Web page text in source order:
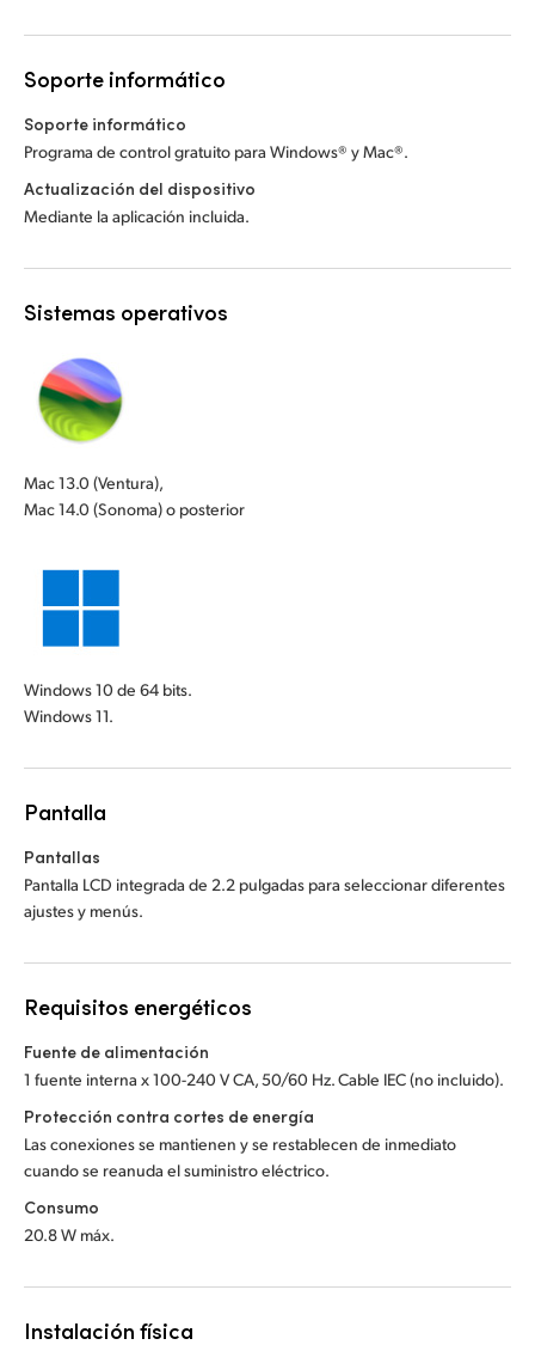
Soporte informático
Soporte informático
Programa de control gratuito para Windows® y Mac®.
Actualización del dispositivo
Mediante la aplicación incluida.
Sistemas operativos
Mac 13.0 (Ventura),
Mac 14.0 (Sonoma) o posterior
Windows 10 de 64 bits.
Windows 11.
Pantalla
Pantallas
Pantalla LCD integrada de 2.2 pulgadas para seleccionar diferentes
ajustes y menús.
Requisitos energéticos
Fuente de alimentación
1 fuente interna x 100-240 V CA, 50/60 Hz. Cable IEC (no incluido).
Protección contra cortes de energía
Las conexiones se mantienen y se restablecen de inmediato
cuando se reanuda el suministro eléctrico.
Consumo
20.8 W máx.
Instalación física